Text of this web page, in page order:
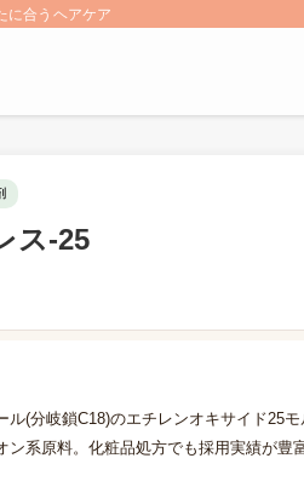
に合うヘアケア
ス-25
ル(分岐鎖C18)のエチレンオキサイド25
ン系原料。化粧品処方でも採用実績が